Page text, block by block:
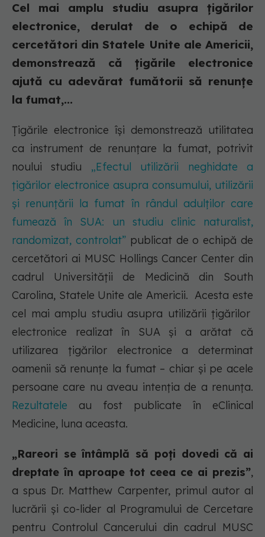
Cel mai amplu studiu asupra țigărilor
electronice, derulat de o echipă de
cercetători din Statele Unite ale Americii,
demonstrează că țigările electronice
ajută cu adevărat fumătorii să renunțe
la fumat,...
Țigările electronice își demonstrează utilitatea
ca instrument de renunțare la fumat, potrivit
noului studiu „Efectul utilizării neghidate a
țigărilor electronice asupra consumului, utilizării
și renunțării la fumat în rândul adulților care
fumează în SUA: un studiu clinic naturalist,
randomizat, controlat”publicat de o echipă de
cercetători ai MUSC Hollings Cancer Center din
cadrul Universității de Medicină din South
Carolina, Statele Unite ale Americii. Acesta este
cel mai amplu studiu asupra utilizării țigărilor
electronice realizat în SUA și a arătat că
utilizarea țigărilor electronice a determinat
oamenii să renunțe la fumat – chiar și pe acele
persoane care nu aveau intenția de a renunța.
Rezultatele au fost publicate în eClinical
Medicine, luna aceasta.
„Rareori se întâmplă să poți dovedi că ai
dreptate în aproape tot ceea ce ai prezis”,
a spus Dr. Matthew Carpenter, primul autor al
lucrării și co-lider al Programului de Cercetare
pentru Controlul Cancerului din cadrul MUSC